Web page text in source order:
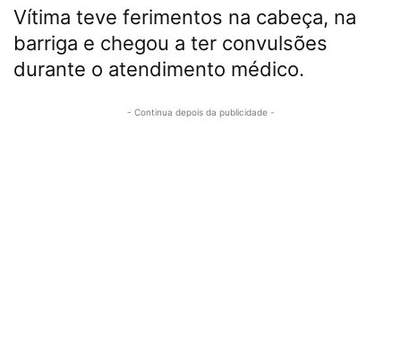
Vítima teve ferimentos na cabeça, na
barriga e chegou a ter convulsões
durante o atendimento médico.
- Continua depois da publicidade -